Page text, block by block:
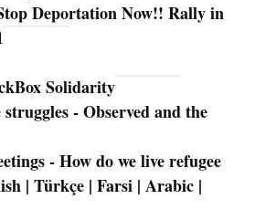
Deportation Now!! Rally in
Solidarity
- Observed and the
- How do we live refugee
| Türkçe | Farsi | Arabic |